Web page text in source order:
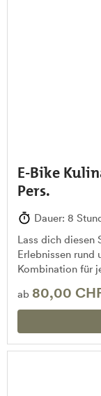
E-Bike
Pers.
Dauer: 8
Lass dich diesen
Erlebnissen rund
Kombination für
ab 80,00